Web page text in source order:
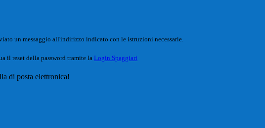
un messaggio all'indirizzo indicato con le istruzioni necessarie.
il reset della password tramite la Login Spaggiari
di posta elettronica!